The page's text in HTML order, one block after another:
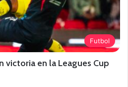
Futbol
victoria en la Leagues Cup